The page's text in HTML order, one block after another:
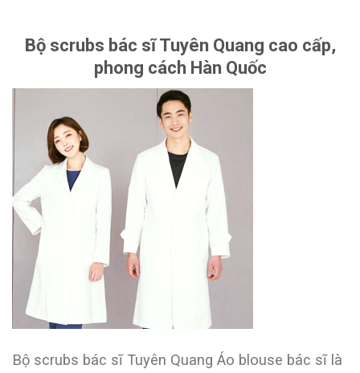
Bộ scrubs bác sĩ Tuyên Quang cao cấp,
phong cách Hàn Quốc
Bộ scrubs bác sĩ Tuyên Quang Áo blouse bác sĩ là